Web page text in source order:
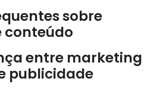
sobre
conteúdo
entre marketing
publicidade